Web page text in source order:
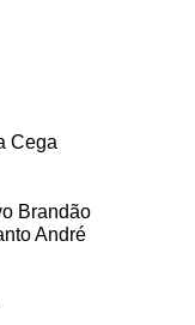
Cega
Brandão
André